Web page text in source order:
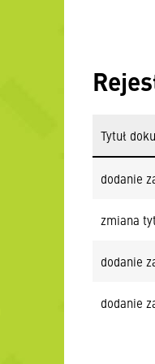
Tytuł
dodanie
zmiana
dodanie
dodanie